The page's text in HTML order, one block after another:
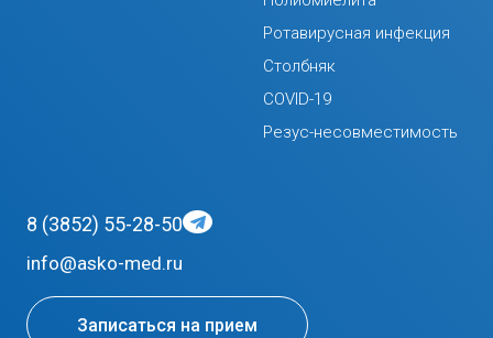
Ротавирусная инфекция
Столбняк
COVID-19
Резус-несовместимость
8 (3852) 55-28-50
info@asko-med.ru
Записаться на прием